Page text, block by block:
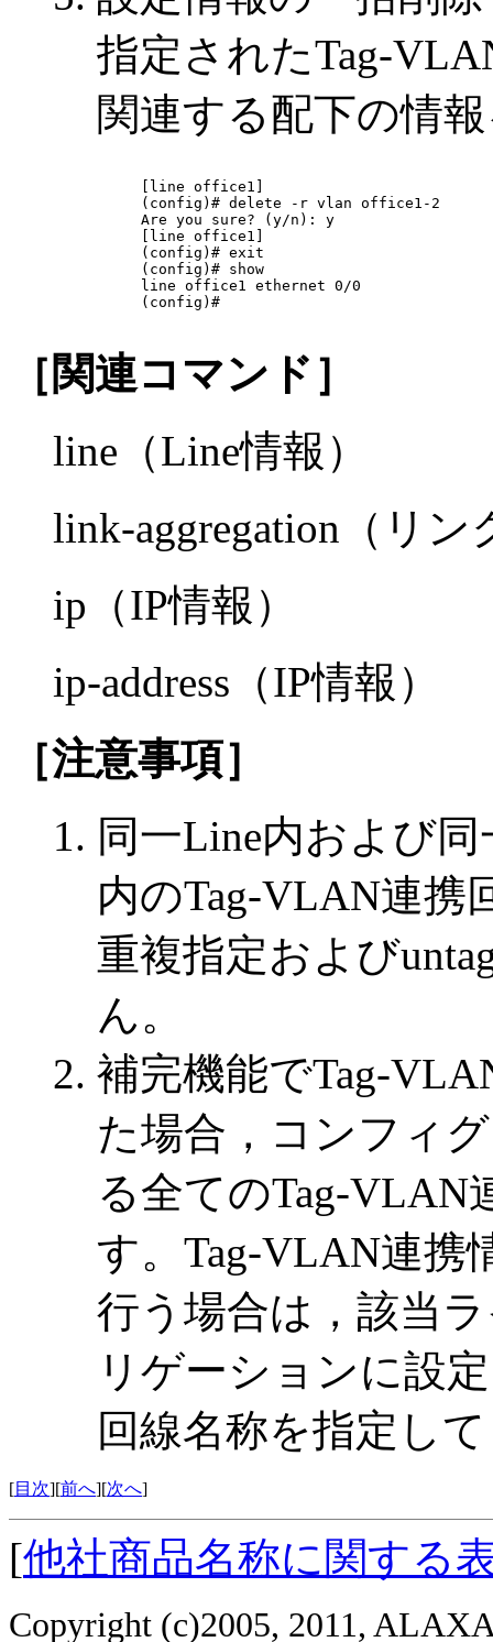
指定されたTag-
関連する配下の情
[line office1]
(config)# delete -r vlan office1-2
Are you sure? (y/n): y
[line office1]
(config)# exit
(config)# show
line office1 ethernet 0/0
(config)#
［関連コマンド］
line（Line情報）
link-aggregation（リ
ip（IP情報）
ip-address（IP情報）
［注意事項］
同一Line内および
内のTag-VLAN連携
重複指定および
ん。
補完機能でTag-
た場合，コンフィ
る全てのTag-VLAN
す。Tag-VLAN連携
行う場合は，該当
リゲーションに設
回線名称を指定し
[目次][前へ][次へ]
[他社商品名称に関する
Copyright (c)2005, 2011,